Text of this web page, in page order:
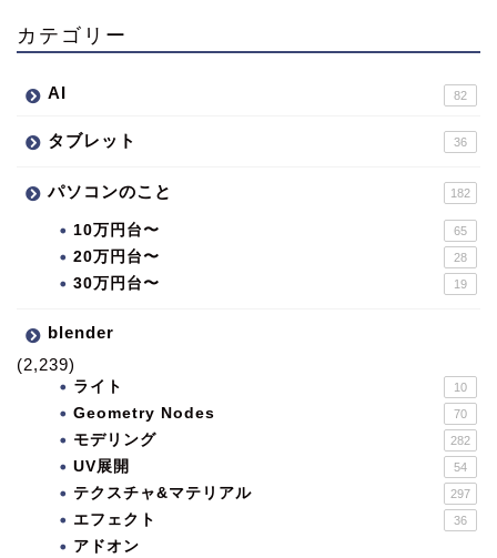
カテゴリー
AI 82
タブレット 36
パソコンのこと 182
10万円台〜 65
20万円台〜 28
30万円台〜 19
blender
(2,239)
ライト 10
Geometry Nodes 70
モデリング 282
UV展開 54
テクスチャ&マテリアル 297
エフェクト 36
アドオン